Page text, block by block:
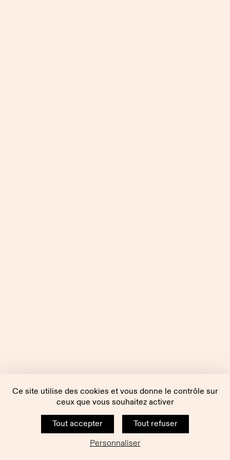
Ce site utilise des cookies et vous donne le contrôle sur
ceux que vous souhaitez activer
Tout accepter
Tout refuser
Personnaliser